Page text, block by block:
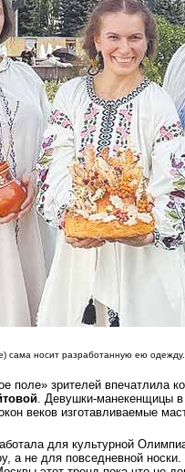
сама носит разработанную ею
поле» зрителей впечатлила
. Девушки-манекенщицы
веков изготавливаемые
для культурной
а не для повседневной носки.